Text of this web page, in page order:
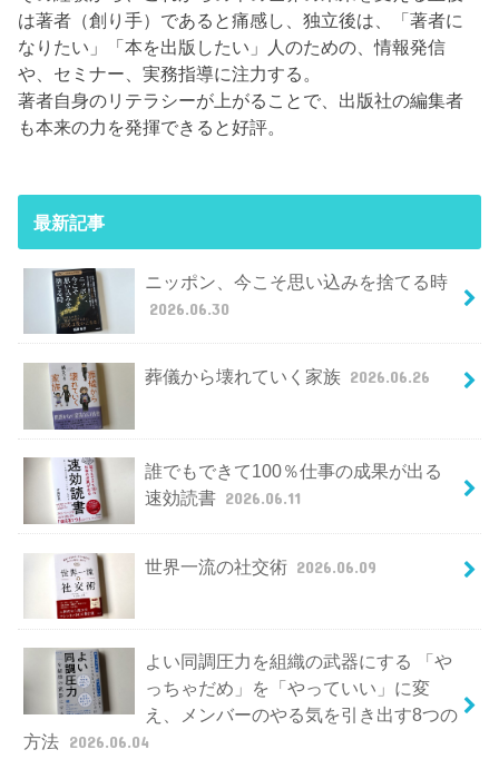
は著者（創り手）であると痛感し、独立後は、「著者に
なりたい」「本を出版したい」人のための、情報発信
や、セミナー、実務指導に注力する。
著者自身のリテラシーが上がることで、出版社の編集者
も本来の力を発揮できると好評。
最新記事
ニッポン、今こそ思い込みを捨てる時
2026.06.30
葬儀から壊れていく家族 2026.06.26
誰でもできて100％仕事の成果が出る
速効読書 2026.06.11
世界一流の社交術 2026.06.09
よい同調圧力を組織の武器にする 「や
っちゃだめ」を「やっていい」に変
え、メンバーのやる気を引き出す8つの
方法 2026.06.04